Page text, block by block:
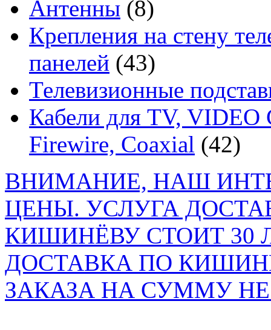
Антенны (8)
Крепления на стену
панелей (43)
Телевизионные
Кабели для TV,
Firewire, Coaxial (42)
ВНИМАНИЕ, НАШ
ЦЕНЫ. УСЛУГА
КИШИНЁВУ СТОИТ 30
ДОСТАВКА ПО
ЗАКАЗА НА СУММУ НЕ